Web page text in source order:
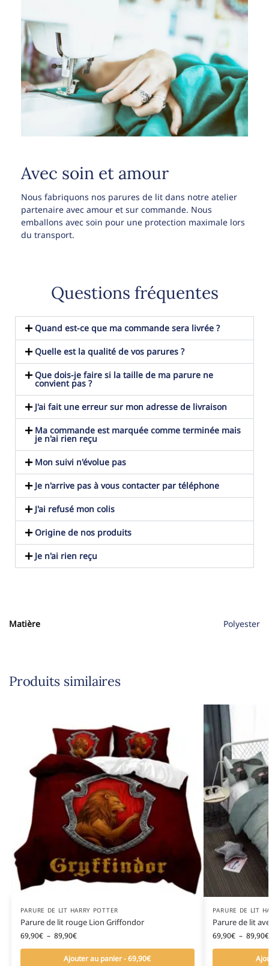
Avec soin et amour
Nous fabriquons nos parures de lit dans notre atelier
partenaire avec amour et sur commande. Nous
emballons avec soin pour une protection maximale lors
du transport.
Questions fréquentes
Quand est-ce que ma commande sera livrée ?
Quelle est la qualité de vos parures ?
Que dois-je faire si la taille de ma parure ne
convient pas ?
J'ai fait une erreur sur mon adresse de livraison
Ma commande est marquée comme terminée mais
je n'ai rien reçu
Mon suivi n'évolue pas
Je n'arrive pas à vous contacter par téléphone
J'ai refusé mon colis
Origine de nos produits
Je n'ai rien reçu
Matière Polyester
Produits similaires
PARURE DE LIT HARRY POTTER
Parure de lit rouge Lion Griffondor
69,90€ – 89,90€
Ajouter au panier - 69,90€
PARURE DE LIT
Parure de lit
69,90€ – 89,90€